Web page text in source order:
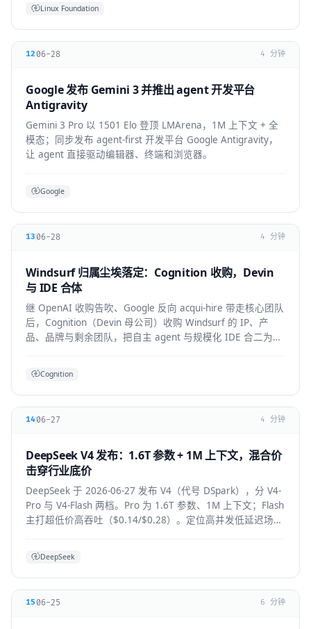
Linux Foundation
12 06-28 4 分钟
Google 发布 Gemini 3 并推出 agent 开发平台
Antigravity
Gemini 3 Pro 以 1501 Elo 登顶 LMArena，1M 上下文 + 全
模态；同步发布 agent-first 开发平台 Google Antigravity，
让 agent 直接驱动编辑器、终端和浏览器。
Google
13 06-28 4 分钟
Windsurf 归属尘埃落定：Cognition 收购，Devin
与 IDE 合体
继 OpenAI 收购告吹、Google 反向 acqui-hire 带走核心团队
后，Cognition（Devin 母公司）收购 Windsurf 的 IP、产
品、品牌与剩余团队，把自主 agent 与规模化 IDE 合二为
Cognition
1406-27 4 分钟
DeepSeek V4 发布：1.6T 参数 + 1M 上下文，混合价
击穿行业底价
DeepSeek 于 2026-06-27 发布 V4（代号 DSpark），分 V4-
Pro 与 V4-Flash 两档。Pro 为 1.6T 参数、1M 上下文；Flash
主打超低价高吞吐（$0.14/$0.28）。定位高并发低延迟场
DeepSeek
15 06-25 6 分钟